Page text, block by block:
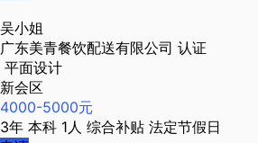
吴小姐
广东美青餐饮配送有限公司 认证
平面设计
新会区
4000-5000元
3年 本科 1人 综合补贴 法定节假日